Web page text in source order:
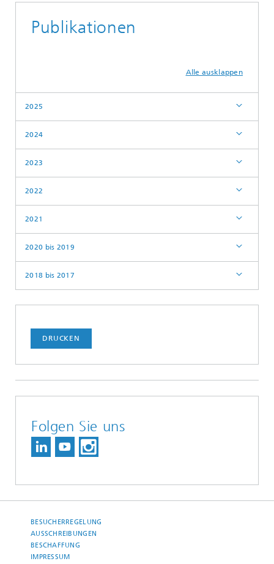
Publikationen
Alle ausklappen
2025
2024
2023
2022
2021
2020 bis 2019
2018 bis 2017
DRUCKEN
Folgen Sie uns
BESUCHERREGELUNG
AUSSCHREIBUNGEN
BESCHAFFUNG
IMPRESSUM